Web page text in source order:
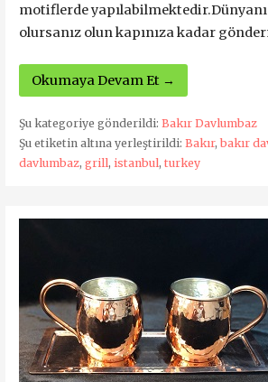
motiflerde
olursanız olun kapınıza kadar
Okumaya Devam Et →
Şu kategoriye gönderildi: Bakır Davlumbaz
Şu etiketin altına yerleştirildi: Bakır,bakır
davlumbaz, grill, istanbul, turkey